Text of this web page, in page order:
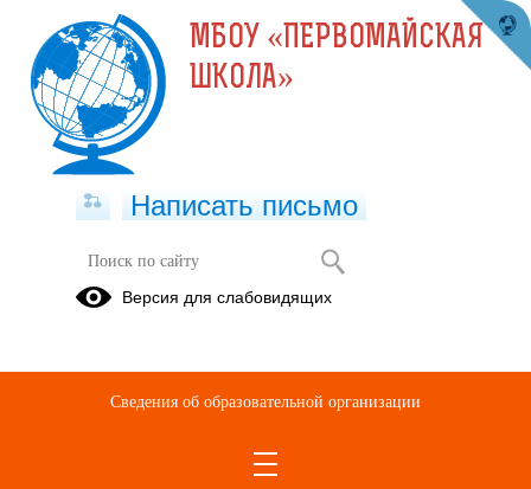
ВПР-2024
МБОУ «ПЕРВОМАЙСКАЯ
ШКОЛА»
Написать письмо
Версия для слабовидящих
Сведения об образовательной организации